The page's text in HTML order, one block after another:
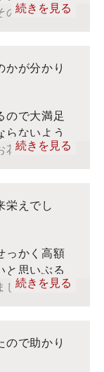
ォーエバーフ
ントをそのま
のままの大
いから悩ん
っとりして
うござい
ォーエバーフ
ントをそのま
続きを見る
かが分かり
ので大満足
らないよう
花を使って
す。実際の
むさんに
ったと思
らった際
お願いした
続きを見る
栄えでし
っかく高額
と思いぶる
した。職人
くれます。
た。お花に
が郵送さ
続きを見る
ので助かり